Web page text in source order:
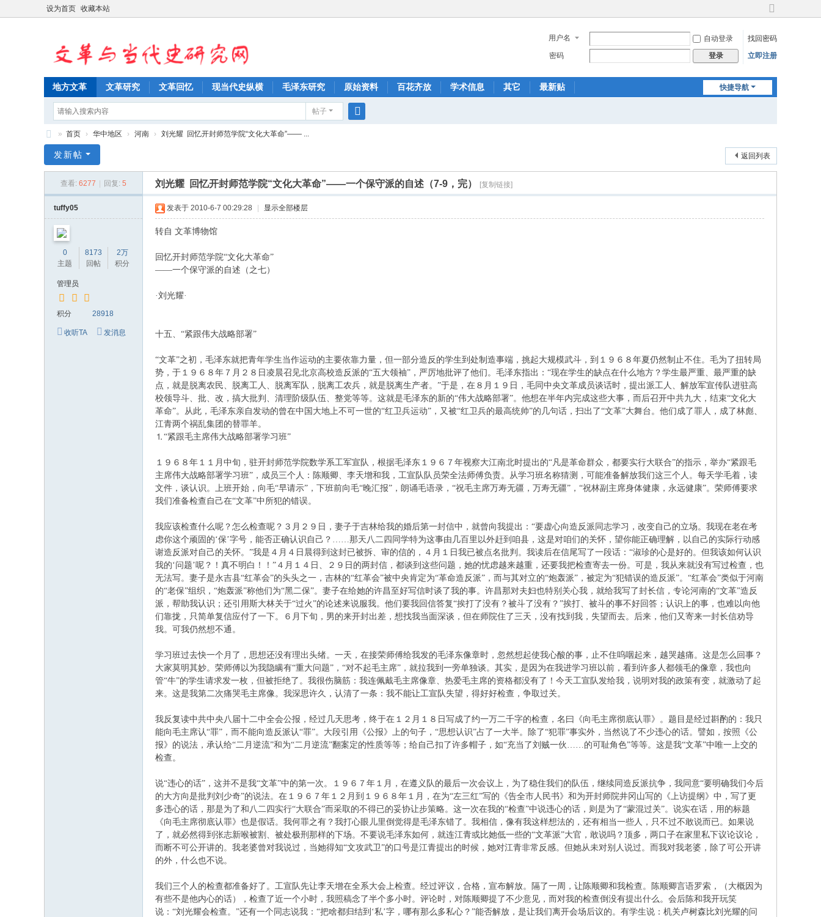
设为首页 收藏本站
切
到
宽
用户名 自动登录
找回密码
密码
登录 立即注册
快捷导航
地方文革 文革研究 文革回忆 现当代史纵横 毛泽东研究 原始资料 百花齐放 学术信息 其它 最新贴
帖子
革
» 首页 › 华中地区 › 河南 › 刘光耀 回忆开封师范学院“文化大革命”—— ...
返回列表
发新帖
查看: 6277 回复: 5 刘光耀 回忆开封师范学院“文化大革命”——一个保守派的自述（7-9，完） [复制链接]
tuffy05
0
主题
8173
回帖
2万
积分
管理员
积分 28918
收听TA 发消息
发表于 2010-6-7 00:29:28 显示全部楼层
转自 文革博物馆
回忆开封师范学院“文化大革命”
——一个保守派的自述（之七）
·刘光耀·
十五、“紧跟伟大战略部署”
“文革”之初，毛泽东就把青年学生当作运动的主要依靠力量，但一部分造反的学生到处制造事端，挑起大规模武斗，到１９６８年夏仍然制止不住。毛为了扭转局
势，于１９６８年７月２８日凌晨召见北京高校造反派的“五大领袖”，严厉地批评了他们。毛泽东指出：“现在学生的缺点在什么地方？学生最严重、最严重的缺
点，就是脱离农民、脱离工人、脱离军队，脱离工农兵，就是脱离生产者。”于是，在８月１９日，毛同中央文革成员谈话时，提出派工人、解放军宣传队进驻高
校领导斗、批、改，搞大批判、清理阶级队伍、整党等等。这就是毛泽东的新的“伟大战略部署”。他想在半年内完成这些大事，而后召开中共九大，结束“文化大
革命”。从此，毛泽东亲自发动的曾在中国大地上不可一世的“红卫兵运动”，又被“红卫兵的最高统帅”的几句话，扫出了“文革”大舞台。他们成了罪人，成了林彪、
江青两个祸乱集团的替罪羊。
⒈“紧跟毛主席伟大战略部署学习班”
１９６８年１１月中旬，驻开封师范学院数学系工军宣队，根据毛泽东１９６７年视察大江南北时提出的“凡是革命群众，都要实行大联合”的指示，举办“紧跟毛
主席伟大战略部署学习班”，成员三个人：陈顺卿、李天增和我，工宣队队员荣全法师傅负责。从学习班名称猜测，可能准备解放我们这三个人。每天学毛着，读
文件，谈认识。上班开始，向毛“早请示”，下班前向毛“晚汇报”，朗诵毛语录，“祝毛主席万寿无疆，万寿无疆”，“祝林副主席身体健康，永远健康”。荣师傅要求
我们准备检查自己在“文革”中所犯的错误。
我应该检查什么呢？怎么检查呢？３月２９日，妻子于吉林给我的婚后第一封信中，就曾向我提出：“要虚心向造反派同志学习，改变自己的立场。我现在老在考
虑你这个顽固的‘保’字号，能否正确认识自己？……那天八二四同学特为这事由几百里以外赶到咱县，这是对咱们的关怀，望你能正确理解，以自己的实际行动感
谢造反派对自己的关怀。”我是４月４日晨得到这封已被拆、审的信的，４月１日我已被点名批判。我读后在信尾写了一段话：“淑珍的心是好的。但我该如何认识
我的‘问题’呢？！真不明白！！”４月１４日、２９日的两封信，都谈到这些问题，她的忧虑越来越重，还要我把检查寄去一份。可是，我从来就没有写过检查，也
无法写。妻子是永吉县“红革会”的头头之一，吉林的“红革会”被中央肯定为“革命造反派”，而与其对立的“炮轰派”，被定为“犯错误的造反派”。“红革会”类似于河南
的“老保”组织，“炮轰派”称他们为“黑二保”。妻子在给她的许昌至好写信时谈了我的事。许昌那对夫妇也特别关心我，就给我写了封长信，专论河南的“文革”造反
派，帮助我认识；还引用斯大林关于“过火”的论述来说服我。他们要我回信答复“挨打了没有？被斗了没有？”挨打、被斗的事不好回答；认识上的事，也难以向他
们靠拢，只简单复信应付了一下。６月下旬，男的来开封出差，想找我当面深谈，但在师院住了三天，没有找到我，失望而去。后来，他们又寄来一封长信劝导
我。可我仍然想不通。
学习班过去快一个月了，思想还没有理出头绪。一天，在接荣师傅给我发的毛泽东像章时，忽然想起使我心酸的事，止不住呜咽起来，越哭越痛。这是怎么回事？
大家莫明其妙。荣师傅以为我隐瞒有“重大问题”，“对不起毛主席”，就拉我到一旁单独谈。其实，是因为在我进学习班以前，看到许多人都领毛的像章，我也向
管“牛”的学生请求发一枚，但被拒绝了。我很伤脑筋：我连佩戴毛主席像章、热爱毛主席的资格都没有了！今天工宣队发给我，说明对我的政策有变，就激动了起
来。这是我第二次痛哭毛主席像。我深思许久，认清了一条：我不能让工宣队失望，得好好检查，争取过关。
我反复读中共中央八届十二中全会公报，经过几天思考，终于在１２月１８日写成了约一万二千字的检查，名曰《向毛主席彻底认罪》。题目是经过斟酌的：我只
能向毛主席认“罪”，而不能向造反派认“罪”。大段引用《公报》上的句子，“思想认识”占了一大半。除了“犯罪”事实外，当然说了不少违心的话。譬如，按照《公
报》的说法，承认给“二月逆流”和为“二月逆流”翻案定的性质等等；给自己扣了许多帽子，如“充当了刘贼一伙……的可耻角色”等等。这是我“文革”中唯一上交的
检查。
说“违心的话”，这并不是我“文革”中的第一次。１９６７年１月，在遵义队的最后一次会议上，为了稳住我们的队伍，继续同造反派抗争，我同意“要明确我们今后
的大方向是批判刘少奇”的说法。在１９６７年１２月到１９６８年１月，在为“左三红”写的《告全市人民书》和为开封师院井冈山写的《上访提纲》中，写了更
多违心的话，那是为了和八二四实行“大联合”而采取的不得已的妥协让步策略。这一次在我的“检查”中说违心的话，则是为了“蒙混过关”。说实在话，用的标题
《向毛主席彻底认罪》也是假话。我何罪之有？我打心眼儿里倒觉得是毛泽东错了。我相信，像有我这样想法的，还有相当一些人，只不过不敢说而已。如果说
了，就必然得到张志新喉被割、被处极刑那样的下场。不要说毛泽东如何，就连江青或比她低一些的“文革派”大官，敢说吗？顶多，两口子在家里私下议论议论，
而断不可公开讲的。我老婆曾对我说过，当她得知“文攻武卫”的口号是江青提出的时候，她对江青非常反感。但她从未对别人说过。而我对我老婆，除了可公开讲
的外，什么也不说。
我们三个人的检查都准备好了。工宣队先让李天增在全系大会上检查。经过评议，合格，宣布解放。隔了一周，让陈顺卿和我检查。陈顺卿言语罗索，（大概因为
有些不是他内心的话），检查了近一个小时，我照稿念了半个多小时。评论时，对陈顺卿提了不少意见，而对我的检查倒没有提出什么。会后陈和我开玩笑
说：“刘光耀会检查。”还有一个同志说我：“把啥都归结到‘私’字，哪有那么多私心？”能否解放，是让我们离开会场后议的。有学生说：机关卢树森比刘光耀的问